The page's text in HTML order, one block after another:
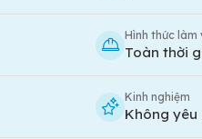
Hình thức làm
Toàn thời
Kinh nghiệm
Không yêu